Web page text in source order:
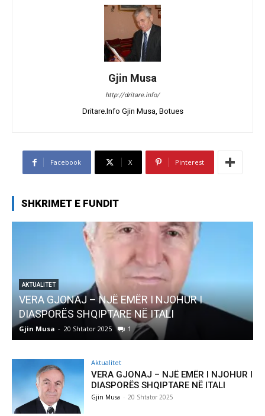
Gjin Musa
http://dritare.info/
Dritare.Info Gjin Musa, Botues
Facebook X Pinterest
SHKRIMET E FUNDIT
– NJË EMËR I NJOHUR I
SHQIPTARE NË ITALI
Shtator 2025 1
AKTUALITET
Pregaditi Gjin
Aktualitet
VERA GJONAJ – NJË EMËR I NJOHUR I
DIASPORËS SHQIPTARE NË ITALI
Gjin Musa - 20 Shtator 2025